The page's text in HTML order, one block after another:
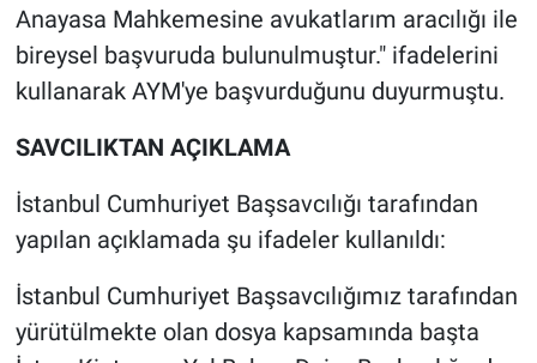
Anayasa Mahkemesine avukatlarım aracılığı ile
bireysel başvuruda bulunulmuştur." ifadelerini
kullanarak AYM'ye başvurduğunu duyurmuştu.
SAVCILIKTAN AÇIKLAMA
İstanbul Cumhuriyet Başsavcılığı tarafından
yapılan açıklamada şu ifadeler kullanıldı:
İstanbul Cumhuriyet Başsavcılığımız tarafından
yürütülmekte olan dosya kapsamında başta